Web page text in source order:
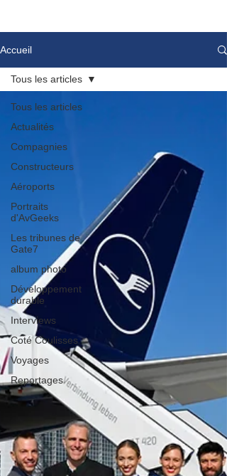
Accueil
Tous les articles
Actualités
Compagnies
Constructeurs
Aéroports
Portraits
d'AvGeeks
Les tribunes de
Gate7
album photo
Développement
durable
Interviews
Coté Coulisses
Voyages
Reportages
Tous les articles